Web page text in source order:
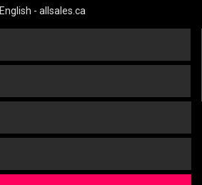
English - allsales.ca